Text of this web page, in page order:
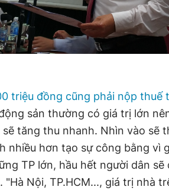
triệu đồng cũng phải nộp thuế
sản thường có giá trị lớn
tăng thu nhanh. Nhìn vào sẽ
nhiều hơn tạo sự công bằng vì
TP lớn, hầu hết người dân sẽ
Nội, TP.HCM..., giá trị nhà